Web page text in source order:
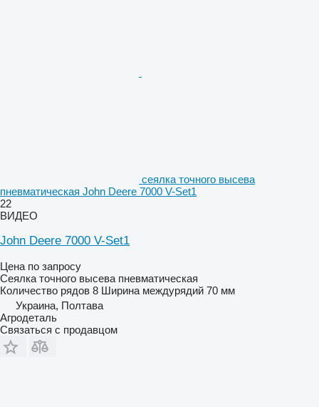
сеялка точного высева
пневматическая John Deere 7000 V-Set1
22
ВИДЕО
John Deere 7000 V-Set1
Цена по запросу
Сеялка точного высева пневматическая
Количество рядов 8 Ширина междурядий 70 мм
Украина, Полтава
Агродеталь
Связаться с продавцом